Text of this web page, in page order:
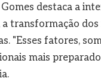
destaca a
transformação
"Esses fatores,
mais